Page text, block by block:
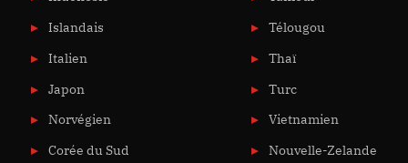
Islandais
Italien
Japon
Norvégien
Corée du Sud
Télougou
Thaï
Turc
Vietnamien
Nouvelle-Zelande